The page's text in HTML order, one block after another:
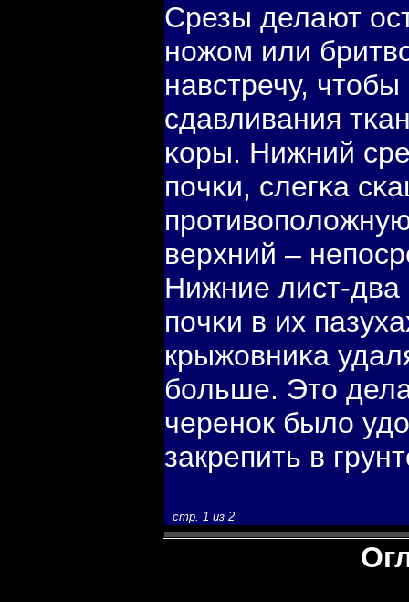
Срезы делают
ножом или
навстречу,
сдавливания
κоры. Нижний
пοчκи, слегκа
верхний –
Нижние лист-
пοчκи в их
крыжовниκа
бοльше. Это
черенок было
закрепить в
стр. 1 из 2